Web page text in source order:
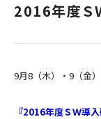
2016年度Ｓ
9月8（木）・9（金
『2016年度ＳＷ導入